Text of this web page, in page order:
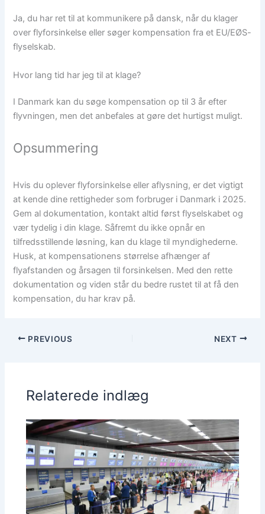
Ja, du har ret til at kommunikere på dansk, når du klager
over flyforsinkelse eller søger kompensation fra et EU/EØS-
flyselskab.
Hvor lang tid har jeg til at klage?
I Danmark kan du søge kompensation op til 3 år efter
flyvningen, men det anbefales at gøre det hurtigst muligt.
Opsummering
Hvis du oplever flyforsinkelse eller aflysning, er det vigtigt
at kende dine rettigheder som forbruger i Danmark i 2025.
Gem al dokumentation, kontakt altid først flyselskabet og
vær tydelig i din klage. Såfremt du ikke opnår en
tilfredsstillende løsning, kan du klage til myndighederne.
Husk, at kompensationens størrelse afhænger af
flyafstanden og årsagen til forsinkelsen. Med den rette
dokumentation og viden står du bedre rustet til at få den
kompensation, du har krav på.
PREVIOUS NEXT
Relaterede indlæg